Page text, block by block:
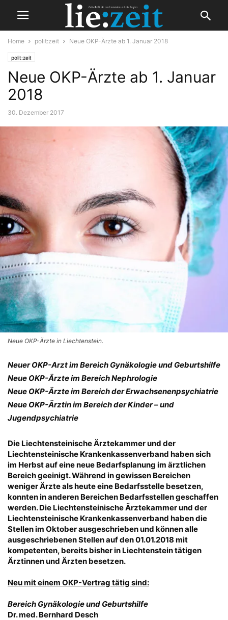
Home polit:zeit Neue OKP-Ärzte ab 1. Januar 2018
polit:zeit
Neue OKP-Ärzte ab 1. Januar
2018
30. Dezember 2017
Neue OKP-Ärzte in Liechtenstein.
Neuer OKP-Arzt im Bereich Gynäkologie und Geburtshilfe
Neue OKP-Ärzte im Bereich Nephrologie
Neue OKP-Ärzte im Bereich der Erwachsenenpsychiatrie
Neue OKP-Ärztin im Bereich der Kinder – und
Jugendpsychiatrie
Die Liechtensteinische Ärztekammer und der
Liechtensteinische Krankenkassenverband haben sich
im Herbst auf eine neue Bedarfsplanung im ärztlichen
Bereich geeinigt. Während in gewissen Bereichen
weniger Ärzte als heute eine Bedarfsstelle besetzen,
konnten in anderen Bereichen Bedarfsstellen geschaffen
werden. Die Liechtensteinische Ärztekammer und der
Liechtensteinische Krankenkassenverband haben die
Stellen im Oktober ausgeschrieben und können alle
ausgeschriebenen Stellen auf den 01.01.2018 mit
kompetenten, bereits bisher in Liechtenstein tätigen
Ärztinnen und Ärzten besetzen.
Neu mit einem OKP-Vertrag tätig sind:
Bereich Gynäkologie und Geburtshilfe
Dr. med. Bernhard Desch